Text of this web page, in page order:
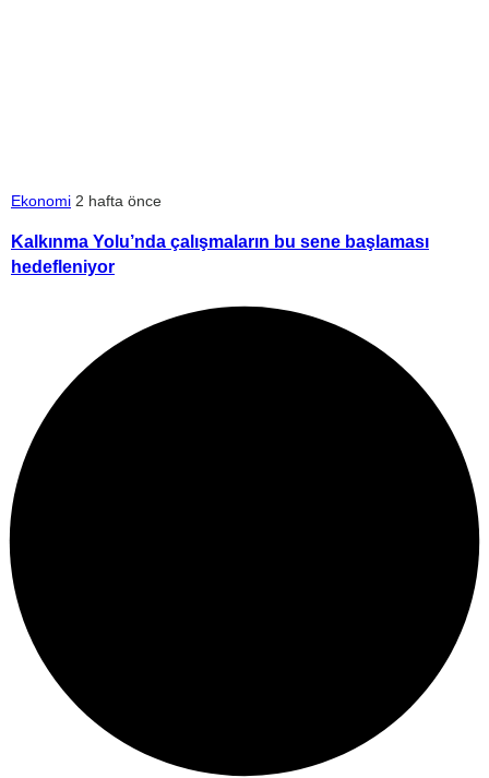
Ekonomi 2 hafta önce
Kalkınma Yolu’nda çalışmaların bu sene başlaması
hedefleniyor